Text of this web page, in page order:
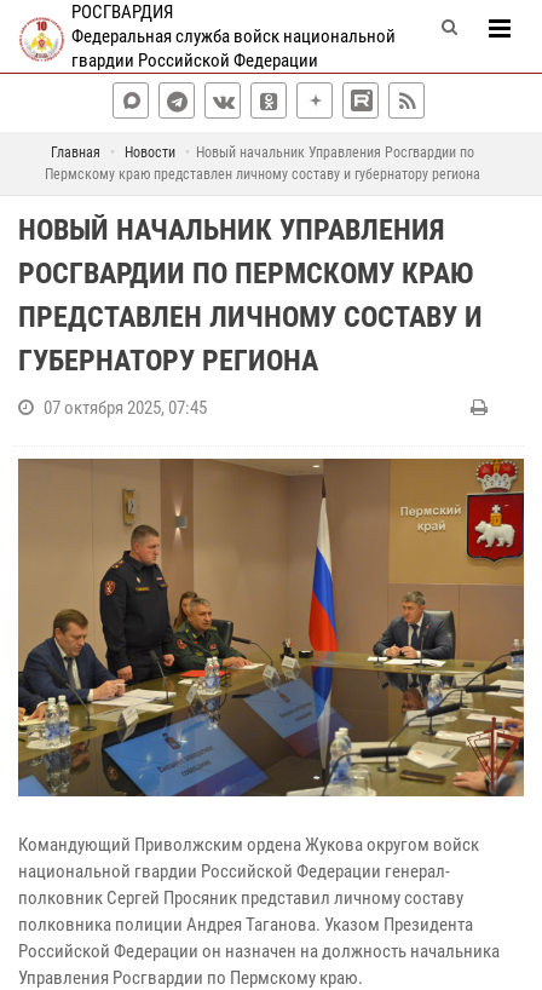
РОСГВАРДИЯ
Федеральная служба войск национальной
гвардии Российской Федерации
Главная Новости
Новый начальник Управления Росгвардии по
Пермскому краю представлен личному составу и губернатору региона
НОВЫЙ НАЧАЛЬНИК УПРАВЛЕНИЯ
РОСГВАРДИИ ПО ПЕРМСКОМУ КРАЮ
ПРЕДСТАВЛЕН ЛИЧНОМУ СОСТАВУ И
ГУБЕРНАТОРУ РЕГИОНА
07 октября 2025, 07:45
Командующий Приволжским ордена Жукова округом войск
национальной гвардии Российской Федерации генерал-
полковник Сергей Просяник представил личному составу
полковника полиции Андрея Таганова. Указом Президента
Российской Федерации он назначен на должность начальника
Управления Росгвардии по Пермскому краю.